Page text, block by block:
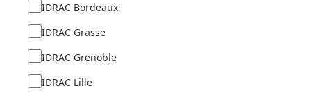
IDRAC Bordeaux
IDRAC Grasse
IDRAC Grenoble
IDRAC Lille